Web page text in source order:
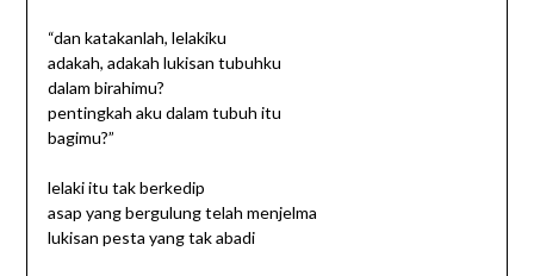
“dan katakanlah, lelakiku
adakah, adakah lukisan tubuhku
dalam birahimu?
pentingkah aku dalam tubuh itu
bagimu?”
lelaki itu tak berkedip
asap yang bergulung telah menjelma
lukisan pesta yang tak abadi